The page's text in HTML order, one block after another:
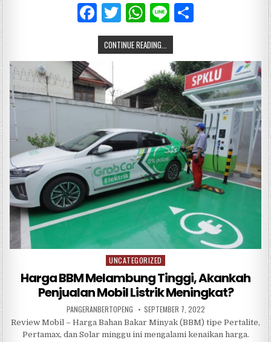
F
a
c
e
b
o
o
k
T
w
it
r
W
h
at
s
A
p
p
Li
n
e
CONTINUE READING...
Posted
UNCATEGORIZED
Harga BBM Melambung Tinggi, Akankah
Penjualan Mobil Listrik Meningkat?
PANGERANBERTOPENG SEPTEMBER 7, 2022
Review Mobil – Harga Bahan Bakar Minyak (BBM) tipe Pertalite,
Pertamax, dan Solar minggu ini mengalami kenaikan harga.